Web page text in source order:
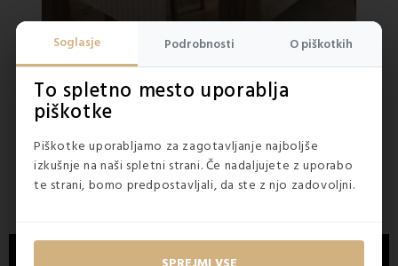
Soglasje Podrobnosti O piškotkih
To spletno mesto uporablja
piškotke
Piškotke uporabljamo za zagotavljanje najboljše
izkušnje na naši spletni strani. Če nadaljujete z uporabo
te strani, bomo predpostavljali, da ste z njo zadovoljni.
NA ZALOGI
Namizni tekač krem Damal 34x180 cm EMI
2,90 €
8,50 €